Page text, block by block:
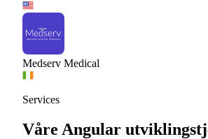
Medserv Medical
Services
Våre Angular